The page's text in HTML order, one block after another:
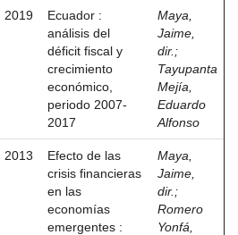
2019
Ecuador :
análisis del
déficit fiscal y
crecimiento
económico,
periodo 2007-
2017
Maya,
Jaime,
dir. ;
Tayupanta
Mejía,
Eduardo
Alfonso
2013
Efecto de las
crisis financieras
en las
economías
emergentes :
Maya,
Jaime,
dir. ;
Romero
Yonfá,